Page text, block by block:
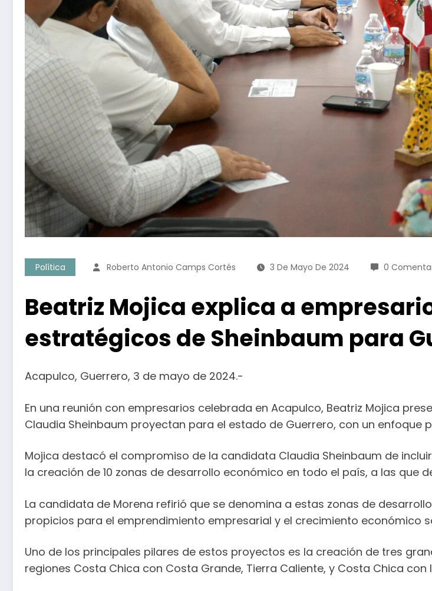
Política Roberto Antonio Camps Cortés 3 De Mayo De 2024 0
Beatriz Mojica explica a
estratégicos de Sheinbaum para
Acapulco, Guerrero, 3 de mayo de 2024.-
En una reunión con empresarios celebrada en Acapulco, Beatriz Mojica
Claudia Sheinbaum proyectan para el estado de Guerrero, con un enfoque
Mojica destacó el compromiso de la candidata Claudia Sheinbaum de
la creación de 10 zonas de desarrollo económico en todo el país, a las que
La candidata de Morena refirió que se denomina a estas zonas de
propicios para el emprendimiento empresarial y el crecimiento económico
Uno de los principales pilares de estos proyectos es la creación de tres
regiones Costa Chica con Costa Grande, Tierra Caliente, y Costa Chica con